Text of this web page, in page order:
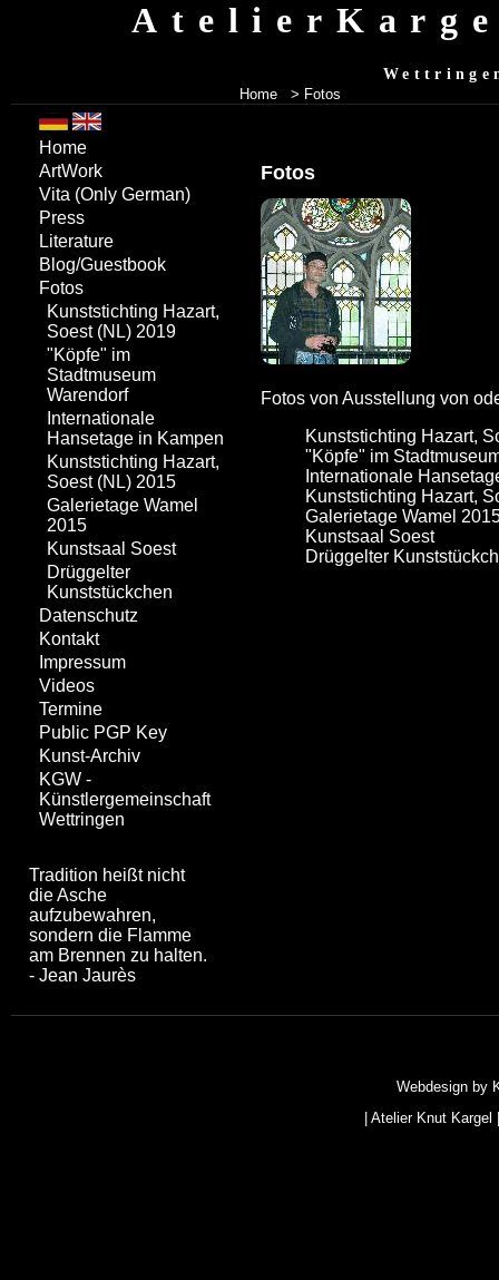
Home > Fotos
Fotos
Fotos von Ausstellung von
Kunststichting Hazart,
"Köpfe" im
Internationale
Kunststichting Hazart,
Galerietage Wamel
Kunstsaal Soest
Drüggelter
Home
ArtWork
Vita (Only German)
Press
Literature
Blog/Guestbook
Fotos
Kunststichting Hazart,
Soest (NL) 2019
"Köpfe" im
Stadtmuseum
Warendorf
Internationale
Hansetage in Kampen
Kunststichting Hazart,
Soest (NL) 2015
Galerietage Wamel
2015
Kunstsaal Soest
Drüggelter
Kunststückchen
Datenschutz
Kontakt
Impressum
Videos
Termine
Public PGP Key
Kunst-Archiv
KGW -
Künstlergemeinschaft
Wettringen
Tradition heißt nicht
die Asche
aufzubewahren,
sondern die Flamme
am Brennen zu halten.
- Jean Jaurès
Webdesign by
|Atelier Knut Kargel